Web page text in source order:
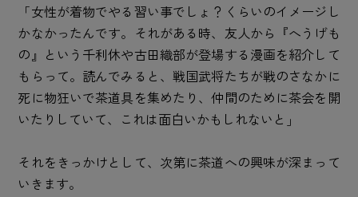
「女性が着物でやる習い事でしょ？くらいのイメージし
かなかったんです。それがある時、友人から『へうげも
の』という千利休や古田織部が登場する漫画を紹介して
もらって。読んでみると、戦国武将たちが戦のさなかに
死に物狂いで茶道具を集めたり、仲間のために茶会を開
いたりしていて、これは面白いかもしれないと」
それをきっかけとして、次第に茶道への興味が深まって
いきます。